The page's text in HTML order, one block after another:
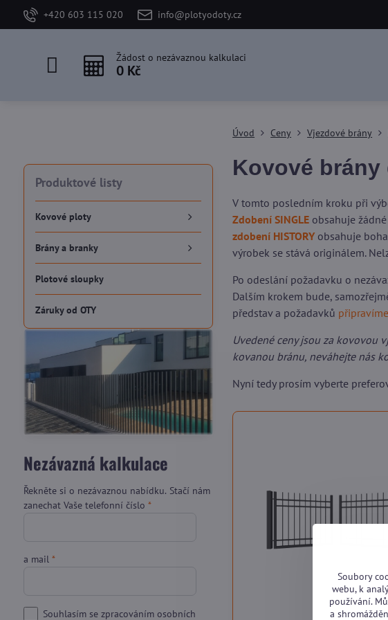
+420 603 115 020 info@plotyodoty.cz
Žádost o nezávaznou kalkulaci
0 Kč
Úvod Ceny Vjezdové brány
Kovové
V tomto posledním kroku při
Zdobení SINGLE obsahuje
zdobení HISTORYobsahuje
výrobek se stává originálem.
Po odeslání požadavku o
Dalším krokem bude,
představ a požadavků
Uvedené ceny jsou za kovovou
kovanou bránu, neváhejte nás
Nyní tedy prosím vyberte
Produktové listy
Kovové ploty
Brány a branky
Plotové sloupky
Záruky od OTY
Nezávazná kalkulace
Řekněte si o nezávaznou nabídku. Stačí nám
zanechat Vaše telefonní číslo *
a mail *
Souhlasím se zpracováním osobních
Soubory
webu, k
používání.
a